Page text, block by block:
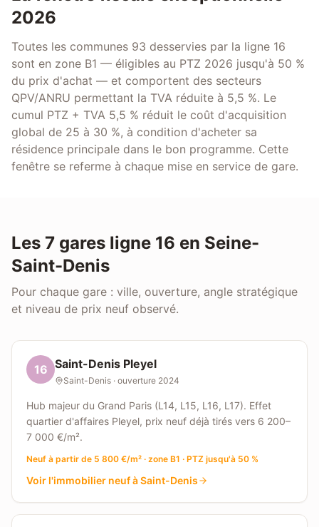
2026
Toutes les communes 93 desservies par la ligne 16
sont en zone B1 — éligibles au PTZ 2026 jusqu'à 50 %
du prix d'achat — et comportent des secteurs
QPV/ANRU permettant la TVA réduite à 5,5 %. Le
cumul PTZ + TVA 5,5 % réduit le coût d'acquisition
global de 25 à 30 %, à condition d'acheter sa
résidence principale dans le bon programme. Cette
fenêtre se referme à chaque mise en service de gare.
Les 7 gares ligne 16 en Seine-
Saint-Denis
Pour chaque gare : ville, ouverture, angle stratégique
et niveau de prix neuf observé.
16 Saint-Denis Pleyel
Saint-Denis · ouverture 2024
Hub majeur du Grand Paris (L14, L15, L16, L17). Effet
quartier d'affaires Pleyel, prix neuf déjà tirés vers 6 200–
7 000 €/m².
Neuf à partir de 5 800 €/m² · zone B1 · PTZ jusqu'à 50 %
Voir l'immobilier neuf àSaint-Denis